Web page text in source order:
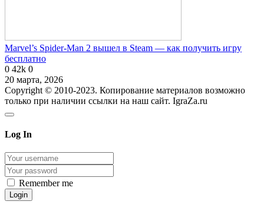
Marvel’s Spider-Man 2 вышел в Steam — как получить игру
бесплатно
0 42k 0
20 марта, 2026
Copyright © 2010-2023. Копирование материалов возможно
только при наличии ссылки на наш сайт. IgraZa.ru
Log In
Remember me